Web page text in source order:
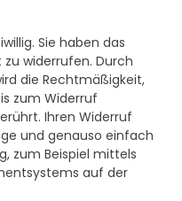
Sie haben das
zu widerrufen. Durch
die Rechtmäßigkeit,
zum Widerruf
Ihren Widerruf
und genauso einfach
zum Beispiel mittels
auf der